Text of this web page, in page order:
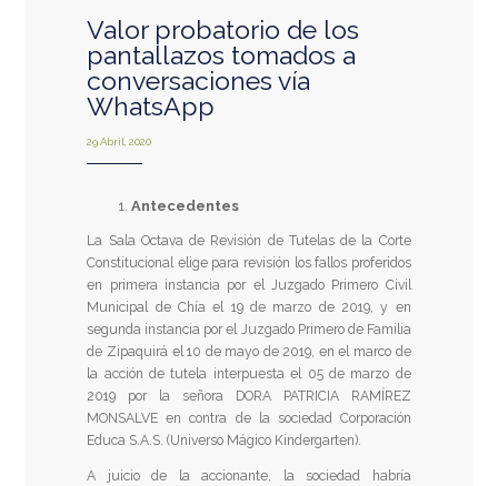
Valor probatorio de los
pantallazos tomados a
conversaciones vía
WhatsApp
29 Abril, 2020
Antecedentes
La Sala Octava de Revisión de Tutelas de la Corte
Constitucional elige para revisión los fallos proferidos
en primera instancia por el Juzgado Primero Civil
Municipal de Chía el 19 de marzo de 2019, y en
segunda instancia por el Juzgado Primero de Familia
de Zipaquirá el 10 de mayo de 2019, en el marco de
la acción de tutela interpuesta el 05 de marzo de
2019 por la señora DORA PATRICIA RAMÍREZ
MONSALVE en contra de la sociedad Corporación
Educa S.A.S. (Universo Mágico Kindergarten).
A juicio de la accionante, la sociedad habría